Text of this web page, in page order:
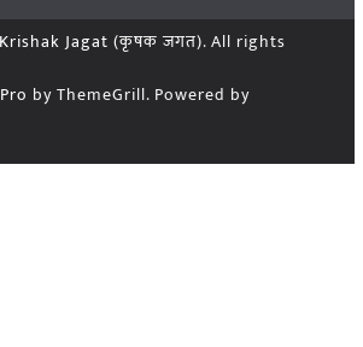
Krishak Jagat (कृषक जगत). All rights
by ThemeGrill. Powered by